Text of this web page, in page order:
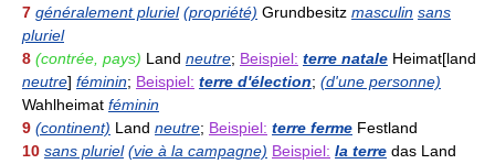
7 généralement pluriel (propriété) Grundbesitz masculin sans
pluriel
8 (contrée, pays) Land neutre; Beispiel: terre natale Heimat[land
neutre] féminin; Beispiel: terre d'élection; (d'une personne)
Wahlheimat féminin
9 (continent) Land neutre; Beispiel: terre ferme Festland
10 sans pluriel (vie à la campagne) Beispiel: la terre das Land